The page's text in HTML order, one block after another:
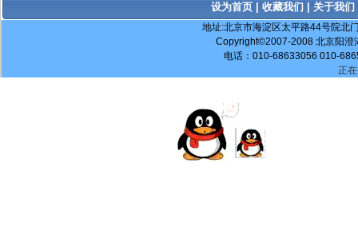
设为首页 收藏我们 关于我们
地址:北京市海淀区太平路44号院北
Copyright©2007-2008 北京阳澄
电话：010-68633056 010-
正